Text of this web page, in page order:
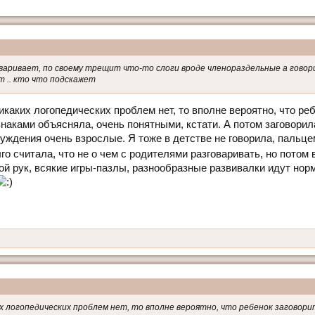
по своему трещит что-то слоги вроде членораздельные а
.. кто что подскажет
логопедических проблем нет, то вполне вероятно, что
объясняла, очень понятными, кстати. А потом
очень взрослые. Я тоже в детстве не говорила,
считала, что не о чем с родителями разговаривать, но
рук, всякие игры-пазлы, разнообразные развивалки идут
логопедических проблем нет, то вполне вероятно, что ребенок